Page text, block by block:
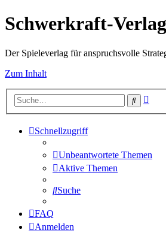
Schwerkraft-Verlag
Der Spieleverlag für anspruchsvolle
Zum Inhalt
Suche
Schnellzugriff
Unbeantwortete Themen
Aktive Themen
Suche
FAQ
Anmelden